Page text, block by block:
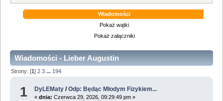
Wiadomości
Pokaż wątki
Pokaż załączniki
Wiadomości - Lieber Augustin
Strony: [1]2 3 ... 194
1 DyLEMaty /Odp: Będąc Młodym Fizykiem...
«dnia: Czerwca 29, 2026, 09:29:49 pm »